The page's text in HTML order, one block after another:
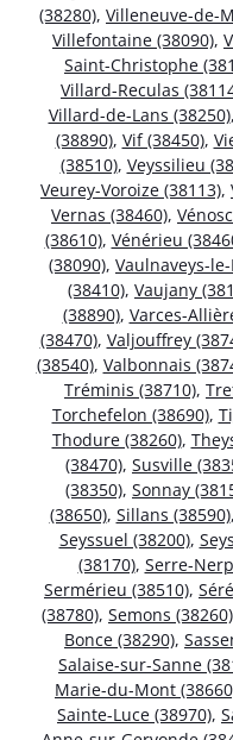
(38280), Villeneuve-de-
Villefontaine (38090),
Saint-Christophe
Villard-Reculas
Villard-de-Lans (38250),
(38890), Vif (38450),
(38510), Veyssilieu
Veurey-Voroize (38113),
Vernas (38460),
(38610), Vénérieu
(38090), Vaulnaveys-
(38410), Vaujany
(38890), Varces-
(38470), Valjouffrey
(38540), Valbonnais
Tréminis (38710),
Torchefelon (38690),
Thodure (38260),
(38470), Susville
(38350), Sonnay
(38650), Sillans (38590),
Seyssuel (38200),
(38170), Serre-
Sermérieu (38510),
(38780), Semons (38260)
Bonce (38290),
Salaise-sur-Sanne
Marie-du-Mont
Sainte-Luce (38970),